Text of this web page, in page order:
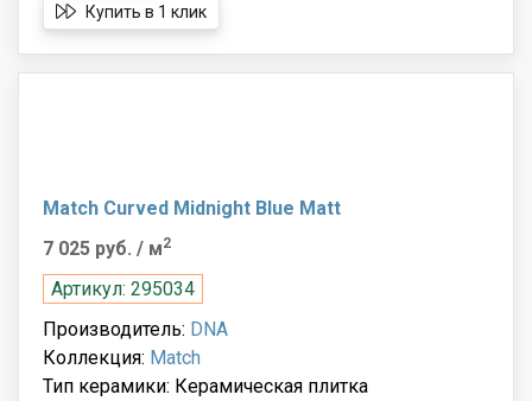
Купить в 1 клик
Match Curved Midnight Blue Matt
7 025 руб. / м2
Артикул: 295034
Производитель: DNA
Коллекция: Match
Тип керамики: Керамическая плитка